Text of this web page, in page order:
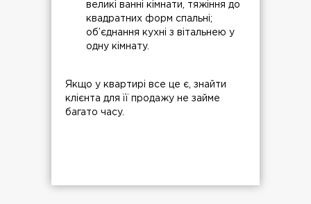
великі ванні кімнати, тяжіння до
квадратних форм спальні;
об’єднання кухні з вітальнею у
одну кімнату.
Якщо у квартирі все це є, знайти
клієнта для її продажу не займе
багато часу.